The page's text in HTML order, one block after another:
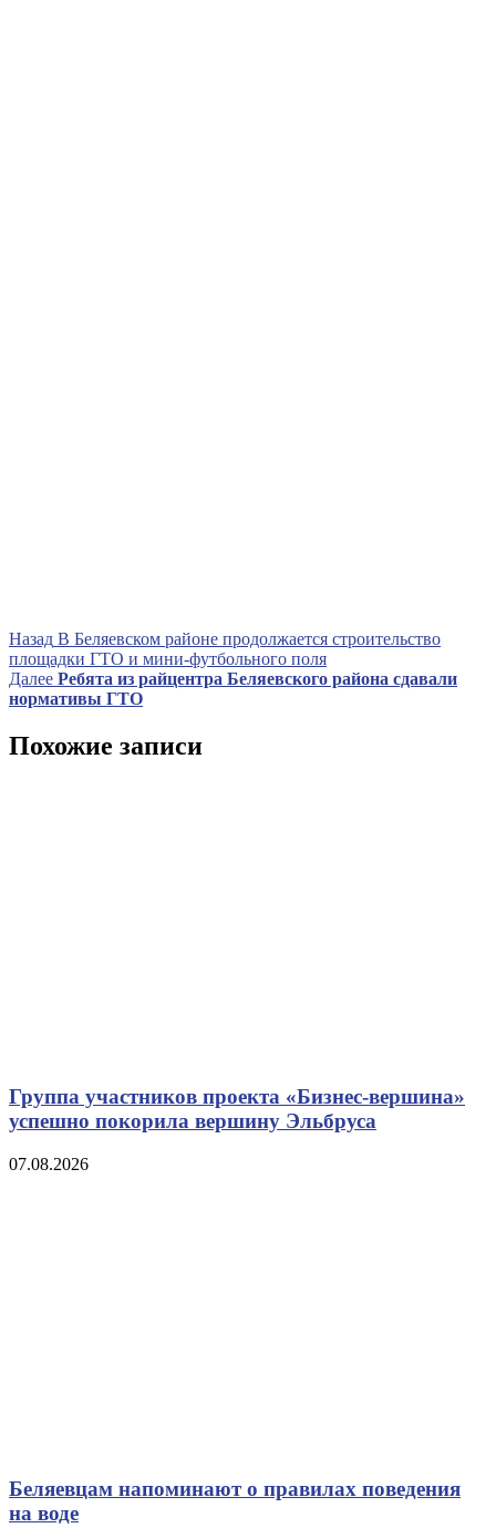
Навигация
по
записям
Назад Предыдущая
запись
В Беляевском районе продолжается строительство
площадки ГТО и мини-футбольного поля
Далее Следующая
запись
Ребята из райцентра Беляевского района сдавали
нормативы ГТО
Похожие записи
Группа участников проекта «Бизнес‑вершина»
успешно покорила вершину Эльбруса
07.08.2026
Беляевцам напоминают о правилах поведения
на воде